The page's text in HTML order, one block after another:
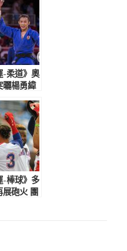
-柔道》奧
曬楊勇緯
家精神都
-棒球》多
展砲火 團